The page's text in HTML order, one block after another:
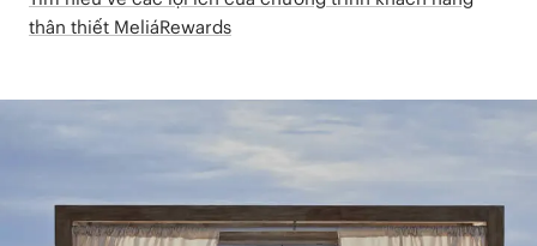
thân thiết MeliáRewards